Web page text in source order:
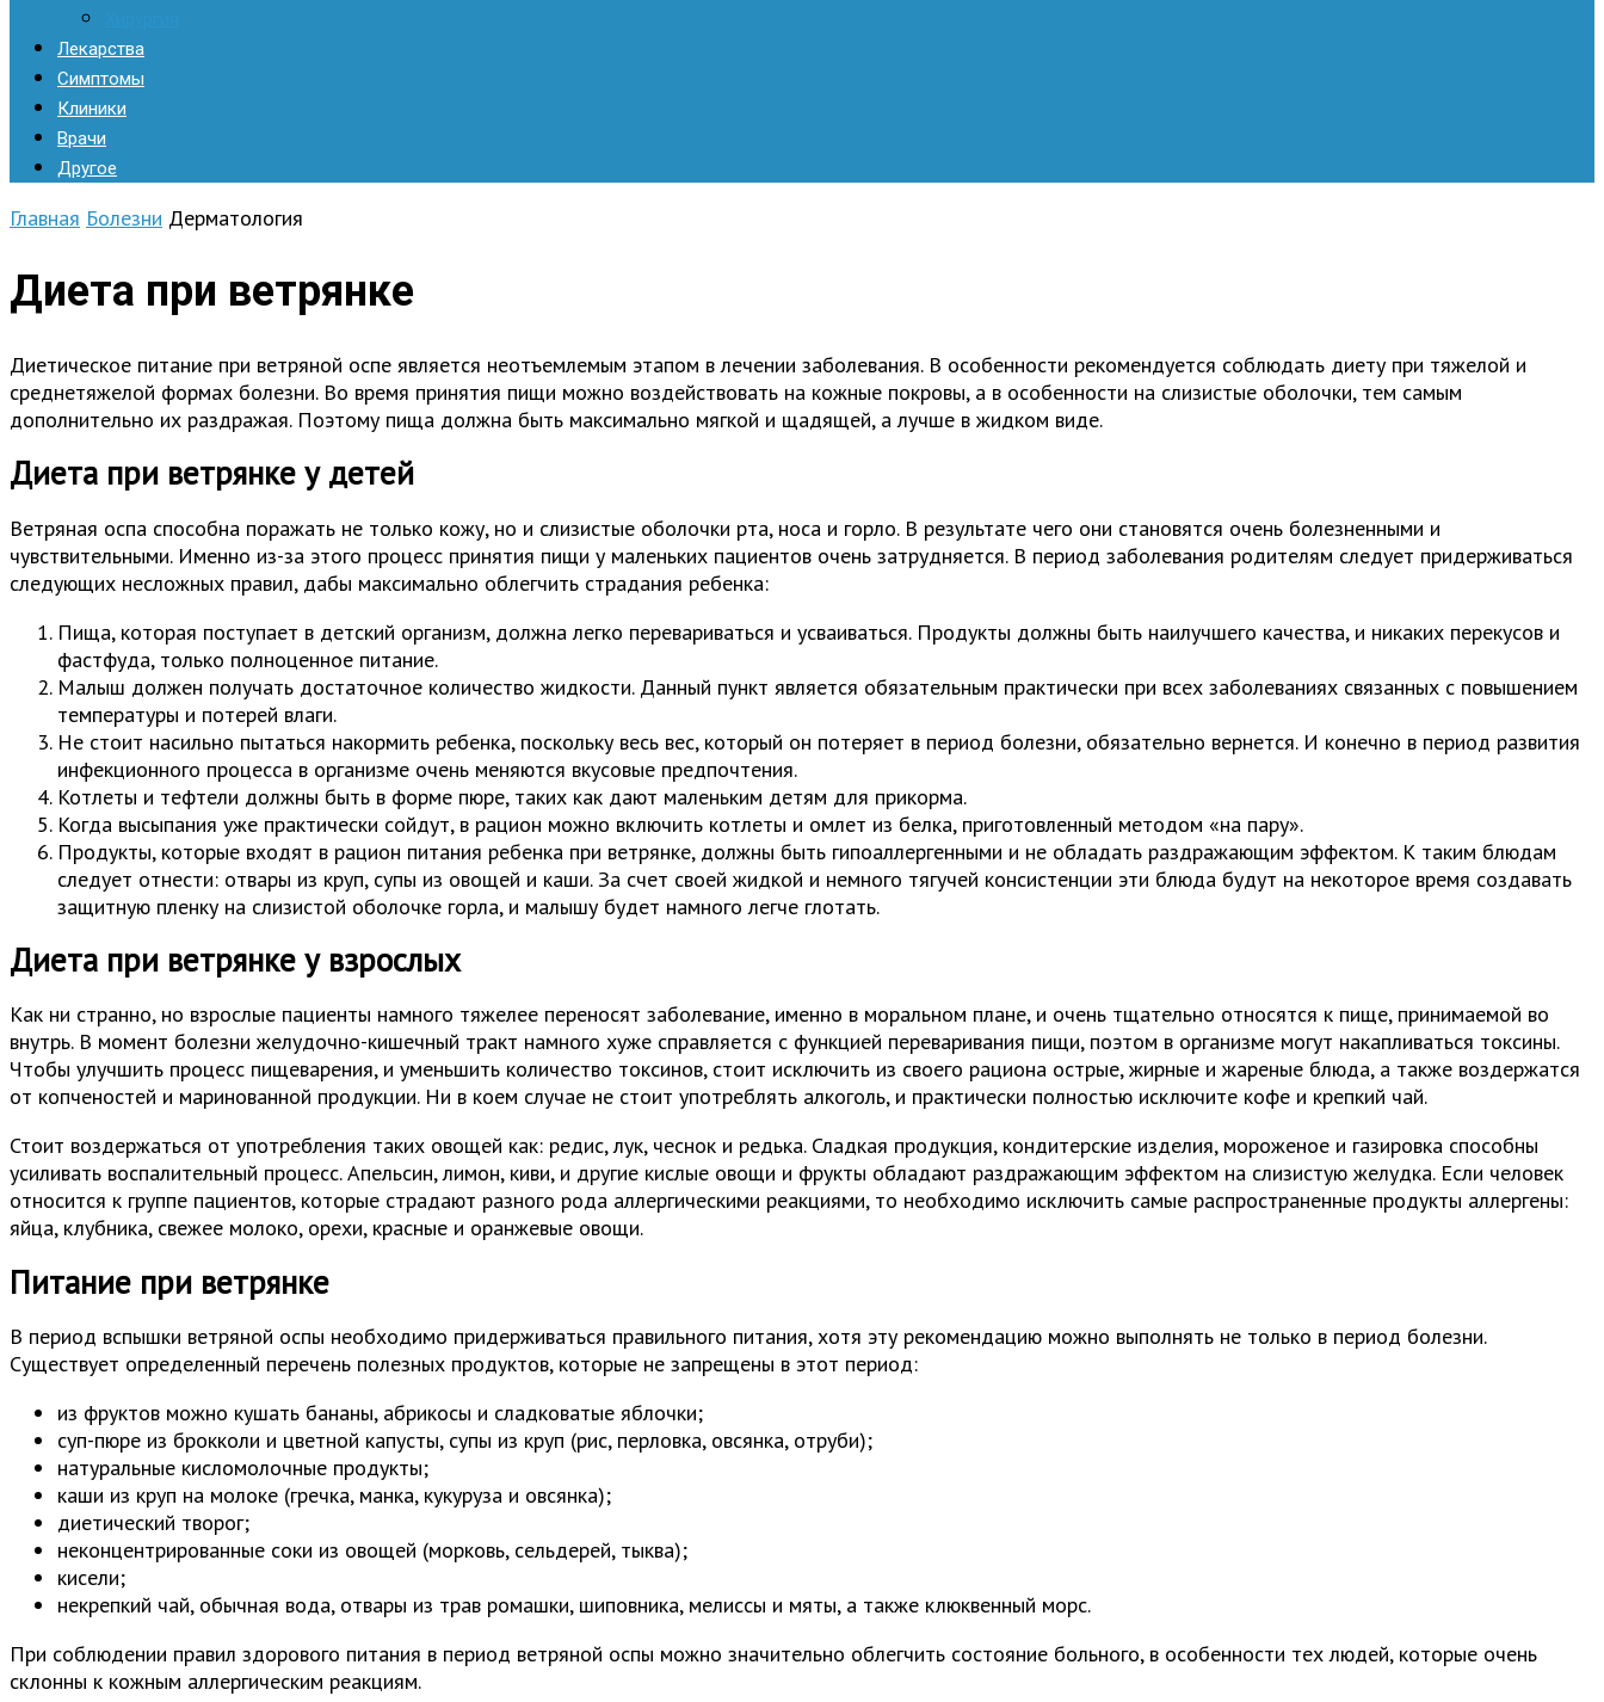
Лекарства
Симптомы
Клиники
Врачи
Другое
Главная Болезни Дерматология
Диета при ветрянке
Диетическое питание при ветряной оспе является неотъемлемым этапом в лечении заболевания. В особенности рекомендуется соблюдать диету при тяжелой и
среднетяжелой формах болезни. Во время принятия пищи можно воздействовать на кожные покровы, а в особенности на слизистые оболочки, тем самым
дополнительно их раздражая. Поэтому пища должна быть максимально мягкой и щадящей, а лучше в жидком виде.
Диета при ветрянке у детей
Ветряная оспа способна поражать не только кожу, но и слизистые оболочки рта, носа и горло. В результате чего они становятся очень болезненными и
чувствительными. Именно из-за этого процесс принятия пищи у маленьких пациентов очень затрудняется. В период заболевания родителям следует придерживаться
следующих несложных правил, дабы максимально облегчить страдания ребенка:
Пища, которая поступает в детский организм, должна легко перевариваться и усваиваться. Продукты должны быть наилучшего качества, и никаких перекусов и
фастфуда, только полноценное питание.
Малыш должен получать достаточное количество жидкости. Данный пункт является обязательным практически при всех заболеваниях связанных с повышением
температуры и потерей влаги.
Не стоит насильно пытаться накормить ребенка, поскольку весь вес, который он потеряет в период болезни, обязательно вернется. И конечно в период развития
инфекционного процесса в организме очень меняются вкусовые предпочтения.
Котлеты и тефтели должны быть в форме пюре, таких как дают маленьким детям для прикорма.
Когда высыпания уже практически сойдут, в рацион можно включить котлеты и омлет из белка, приготовленный методом «на пару».
Продукты, которые входят в рацион питания ребенка при ветрянке, должны быть гипоаллергенными и не обладать раздражающим эффектом. К таким блюдам
следует отнести: отвары из круп, супы из овощей и каши. За счет своей жидкой и немного тягучей консистенции эти блюда будут на некоторое время создавать
защитную пленку на слизистой оболочке горла, и малышу будет намного легче глотать.
Диета при ветрянке у взрослых
Как ни странно, но взрослые пациенты намного тяжелее переносят заболевание, именно в моральном плане, и очень тщательно относятся к пище, принимаемой во
внутрь. В момент болезни желудочно-кишечный тракт намного хуже справляется с функцией переваривания пищи, поэтом в организме могут накапливаться токсины.
Чтобы улучшить процесс пищеварения, и уменьшить количество токсинов, стоит исключить из своего рациона острые, жирные и жареные блюда, а также воздержатся
от копченостей и маринованной продукции. Ни в коем случае не стоит употреблять алкоголь, и практически полностью исключите кофе и крепкий чай.
Стоит воздержаться от употребления таких овощей как: редис, лук, чеснок и редька. Сладкая продукция, кондитерские изделия, мороженое и газировка способны
усиливать воспалительный процесс. Апельсин, лимон, киви, и другие кислые овощи и фрукты обладают раздражающим эффектом на слизистую желудка. Если человек
относится к группе пациентов, которые страдают разного рода аллергическими реакциями, то необходимо исключить самые распространенные продукты аллергены:
яйца, клубника, свежее молоко, орехи, красные и оранжевые овощи.
Питание при ветрянке
В период вспышки ветряной оспы необходимо придерживаться правильного питания, хотя эту рекомендацию можно выполнять не только в период болезни.
Существует определенный перечень полезных продуктов, которые не запрещены в этот период:
из фруктов можно кушать бананы, абрикосы и сладковатые яблочки;
суп-пюре из брокколи и цветной капусты, супы из круп (рис, перловка, овсянка, отруби);
натуральные кисломолочные продукты;
каши из круп на молоке (гречка, манка, кукуруза и овсянка);
диетический творог;
неконцентрированные соки из овощей (морковь, сельдерей, тыква);
кисели;
некрепкий чай, обычная вода, отвары из трав ромашки, шиповника, мелиссы и мяты, а также клюквенный морс.
При соблюдении правил здорового питания в период ветряной оспы можно значительно облегчить состояние больного, в особенности тех людей, которые очень
склонны к кожным аллергическим реакциям.